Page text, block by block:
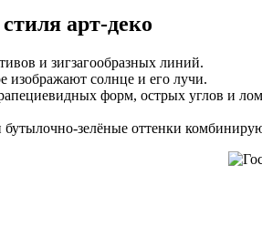
арт-деко
и зигзагообразных линий.
изображают солнце и его лучи.
форм, острых углов и
зелёные оттенки